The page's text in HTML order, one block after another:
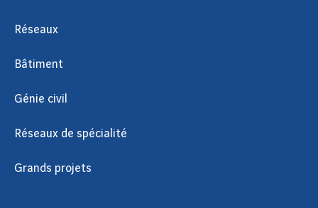
Réseaux
Bâtiment
Génie civil
Réseaux de spécialité
Grands projets